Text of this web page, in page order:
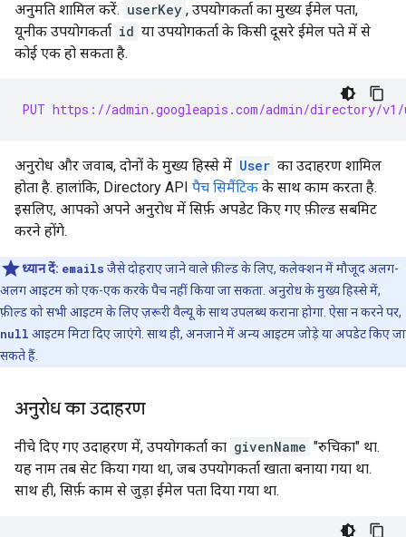
अनुमति शामिल करें. userKey , उपयोगकर्ता का मुख्य ईमेल पता,
यूनीक उपयोगकर्ता id या उपयोगकर्ता के किसी दूसरे ईमेल पते में से
कोई एक हो सकता है.
PUT https://admin.googleapis.com/admin/directory/
अनुरोध और जवाब, दोनों के मुख्य हिस्से में User का उदाहरण शामिल
होता है. हालांकि, Directory API पैच सिमैंटिक के साथ काम करता है.
इसलिए, आपको अपने अनुरोध में सिर्फ़ अपडेट किए गए फ़ील्ड सबमिट
करने होंगे.
ध्यान दें: emails जैसे दोहराए जाने वाले फ़ील्ड के लिए, कलेक्शन में मौजूद अलग-
अलग आइटम को एक-एक करके पैच नहीं किया जा सकता. अनुरोध के मुख्य हिस्से में,
फ़ील्ड को सभी आइटम के लिए ज़रूरी वैल्यू के साथ उपलब्ध कराना होगा. ऐसा न करने पर,
null आइटम मिटा दिए जाएंगे. साथ ही, अनजाने में अन्य आइटम जोड़े या अपडेट किए जा
सकते हैं.
अनुरोध का उदाहरण
नीचे दिए गए उदाहरण में, उपयोगकर्ता का givenName "रुचिका" था.
यह नाम तब सेट किया गया था, जब उपयोगकर्ता खाता बनाया गया था.
साथ ही, सिर्फ़ काम से जुड़ा ईमेल पता दिया गया था.